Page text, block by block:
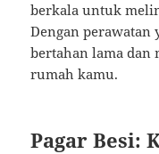
berkala untuk
Dengan perawatan
bertahan lama dan
rumah kamu.
Pagar Besi: